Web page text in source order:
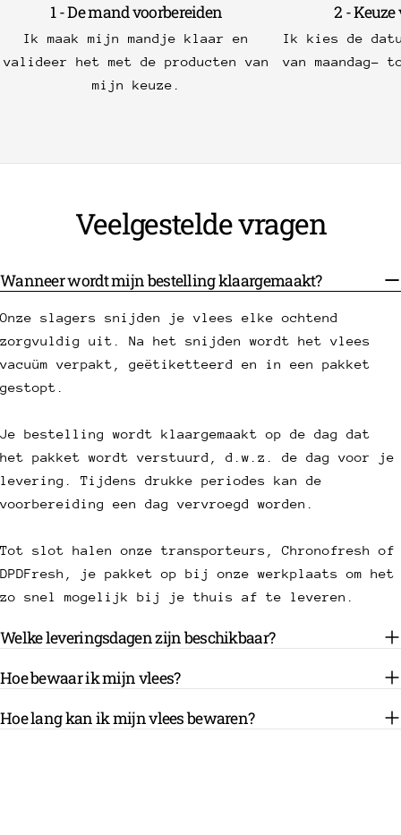
1 - De mand voorbereiden
Ik maak mijn mandje klaar en
valideer het met de producten van
mijn keuze.
2 -
Ik kies de
van maandag-
Veelgestelde vragen
Wanneer wordt mijn bestelling klaargemaakt?
Onze slagers snijden je vlees elke ochtend
zorgvuldig uit. Na het snijden wordt het vlees
vacuüm verpakt, geëtiketteerd en in een pakket
gestopt.
Je bestelling wordt klaargemaakt op de dag dat
het pakket wordt verstuurd, d.w.z. de dag voor je
levering. Tijdens drukke periodes kan de
voorbereiding een dag vervroegd worden.
Tot slot halen onze transporteurs, Chronofresh of
DPDFresh, je pakket op bij onze werkplaats om het
zo snel mogelijk bij je thuis af te leveren.
Welke leveringsdagen zijn beschikbaar?
Hoe bewaar ik mijn vlees?
Hoe lang kan ik mijn vlees bewaren?